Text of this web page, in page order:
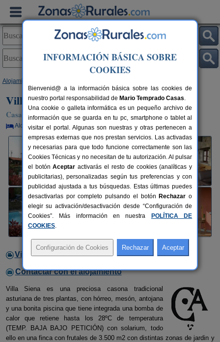
Alojamientos
Villa Siena
Casa Rural en LLames / Villaviciosa (Asturias)
Alquiler por habitaciones 12+1 plazas 43 km de Oviedo
Video
Contactar con el alojamiento
Villa Siena es una preciosa casona tradicional
asturiana de tres plantas, con hórreo, mesón, antojana
y una bonita piscina que tiene integrada una bomba de
calor que retiene hasta los 28ºC de temperatura
(TEMP. BAJA BAJO PETICIÓN) con solarium, todo
ello en una finca con frutales de 3.500 m2 con distintas zonas de jardin y
INFORMACIÓN BÁSICA SOBRE
COOKIES
Bienvenid@ a la información básica sobre las cookies de
nuestro portal responsabilidad de Mario Temprado Casas.
Una cookie o galleta informática es un pequeño archivo de
información que se guarda en tu pc, smartphone o tablet al
visitar el portal. Algunas son nuestras y otras pertenecen a
empresas externas que nos prestan servicios. Las activadas
y necesarias para que todo funcione correctamente son las
Cookies Técnicas y no necesitan de tu autorización. Al pulsar
el botónAceptar activarás el resto de cookies (analíticas y
publicitarias), personalizadas según tus preferencias y con
publicidad ajustada a tus búsquedas. Estas últimas puedes
desactivarlas por completo pulsando el botón Rechazar o
elegir su activación/desactivación desde “Configuración de
Cookies”. Más información en nuestra
POLÍTICA DE
COOKIES.